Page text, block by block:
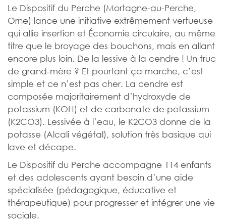
Le Dispositif du Perche (Mortagne-au-Perche,
Orne) lance une initiative extrêmement vertueuse
qui allie insertion et Économie circulaire, au même
titre que le broyage des bouchons, mais en allant
encore plus loin. De la lessive à la cendre ! Un truc
de grand-mère ? Et pourtant ça marche, c’est
simple et ce n’est pas cher. La cendre est
composée majoritairement d’hydroxyde de
potassium (KOH) et de carbonate de potassium
(K2CO3). Lessivée à l’eau, le K2CO3 donne de la
potasse (Alcali végétal), solution très basique qui
lave et décape.
Le Dispositif du Perche accompagne 114 enfants
et des adolescents ayant besoin d’une aide
spécialisée (pédagogique, éducative et
thérapeutique) pour progresser et intégrer une vie
sociale.